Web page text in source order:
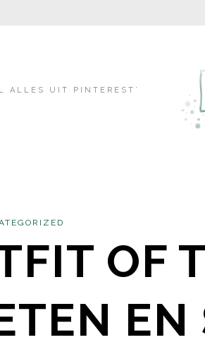
ALLES UIT PINTEREST’
OF